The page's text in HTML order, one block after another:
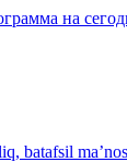
на
batafsil